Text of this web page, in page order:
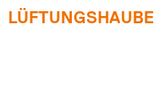
LÜFTUNGSHAUBE